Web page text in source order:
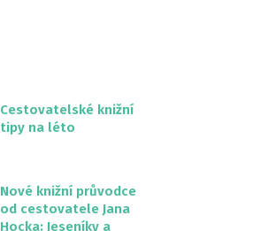
Cestovatelské knižní
tipy na léto
Nové knižní průvodce
od cestovatele Jana
Hocka: Jeseníky a